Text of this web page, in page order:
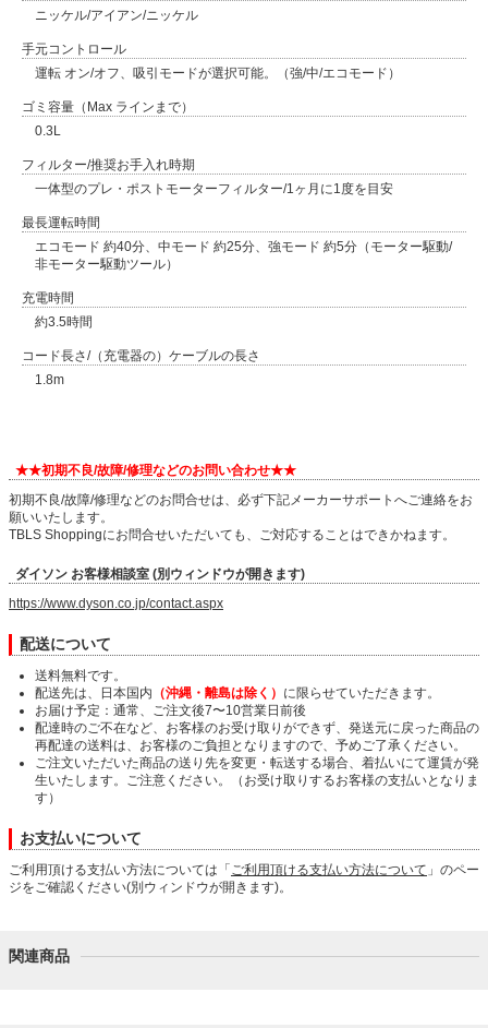
ニッケル/アイアン/ニッケル
手元コントロール
運転 オン/オフ、吸引モードが選択可能。（強/中/エコモード）
ゴミ容量（Max ラインまで）
0.3L
フィルター/推奨お手入れ時期
一体型のプレ・ポストモーターフィルター/1ヶ月に1度を目安
最長運転時間
エコモード 約40分、中モード 約25分、強モード 約5分（モーター駆動/
非モーター駆動ツール）
充電時間
約3.5時間
コード長さ/（充電器の）ケーブルの長さ
1.8m
★★初期不良/故障/修理などのお問い合わせ★★
初期不良/故障/修理などのお問合せは、必ず下記メーカーサポートへご連絡をお
願いいたします。
TBLS Shoppingにお問合せいただいても、ご対応することはできかねます。
ダイソン お客様相談室 (別ウィンドウが開きます)
https://www.dyson.co.jp/contact.aspx
配送について
送料無料です。
配送先は、日本国内 （沖縄・離島は除く） に限らせていただきます。
お届け予定：通常、ご注文後7〜10営業日前後
配達時のご不在など、お客様のお受け取りができず、発送元に戻った商品の
再配達の送料は、お客様のご負担となりますので、予めご了承ください。
ご注文いただいた商品の送り先を変更・転送する場合、着払いにて運賃が発
生いたします。ご注意ください。（お受け取りするお客様の支払いとなりま
す）
お支払いについて
ご利用頂ける支払い方法については「 ご利用頂ける支払い方法について 」のペー
ジをご確認ください(別ウィンドウが開きます)。
関連商品